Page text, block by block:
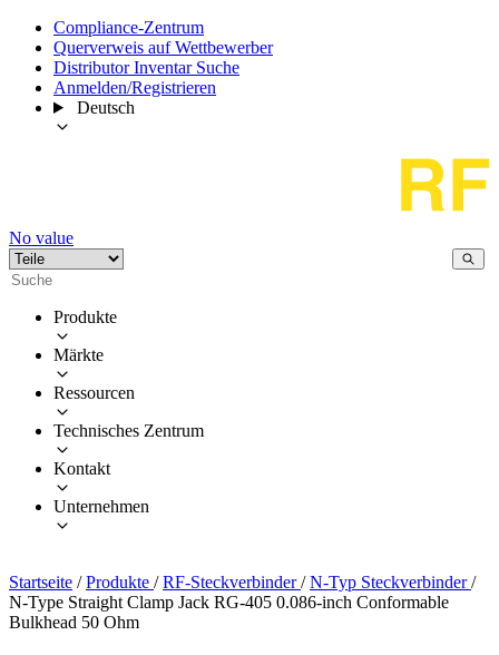
Compliance-Zentrum
Querverweis auf Wettbewerber
Distributor Inventar Suche
Anmelden/Registrieren
Deutsch
No value
Produkte
Märkte
Ressourcen
Technisches Zentrum
Kontakt
Unternehmen
Startseite / Produkte / RF-Steckverbinder/ N-Typ Steckverbinder/
N-Type Straight Clamp Jack RG-405 0.086-inch Conformable
Bulkhead 50 Ohm